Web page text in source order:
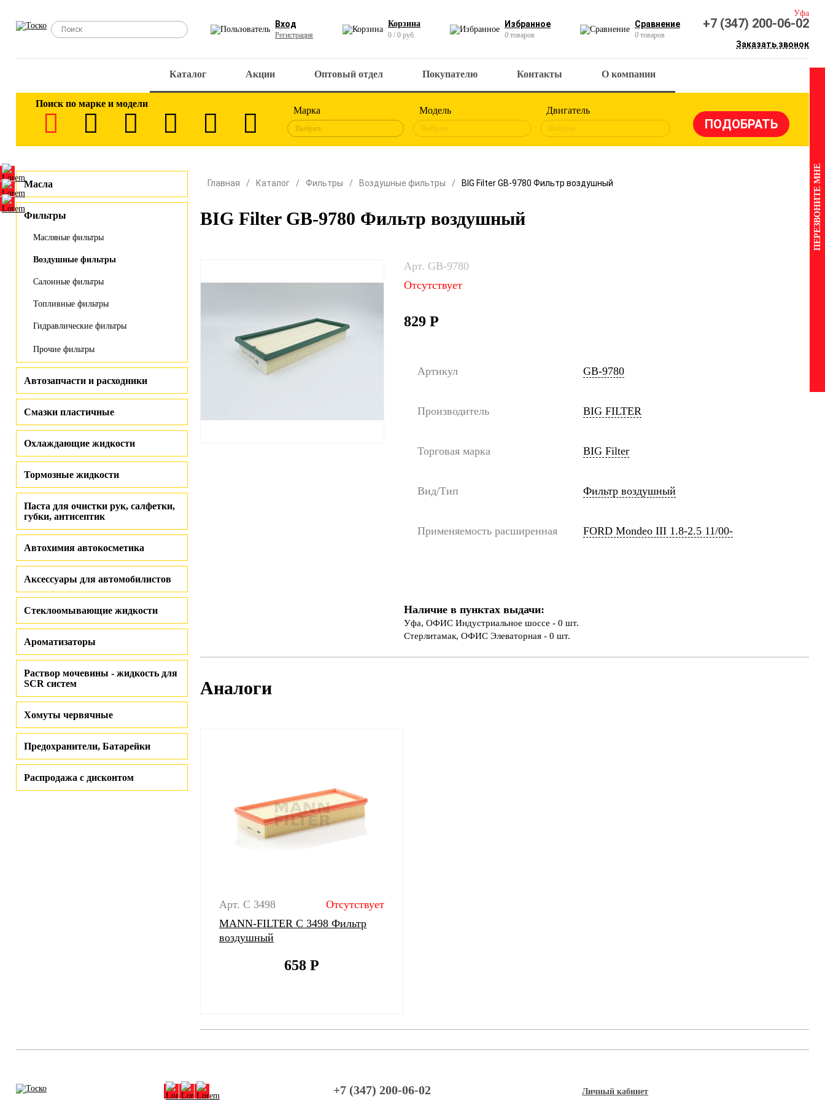
Вход
Регистрация
Корзина
0 / 0 руб.
Избранное
0 товаров
Сравнение
0 товаров
Уфа
+7 (347) 200-06-02
Заказать звонок
Каталог Акции Оптовый отдел Покупателю Контакты О компании
Поиск по марке и модели
Марка
Выбрать
Модель
Выбрать
Двигатель
Выбрать
Масла
Фильтры
Масляные фильтры
Воздушные фильтры
Салонные фильтры
Топливные фильтры
Гидравлические фильтры
Прочие фильтры
Автозапчасти и расходники
Смазки пластичные
Охлаждающие жидкости
Тормозные жидкости
Паста для очистки рук, салфетки,
губки, антисептик
Автохимия автокосметика
Аксессуары для автомобилистов
Стеклоомывающие жидкости
Ароматизаторы
Раствор мочевины - жидкость для
SCR систем
Хомуты червячные
Предохранители, Батарейки
Распродажа с дисконтом
Главная Каталог Фильтры Воздушные фильтры BIG Filter GB-9780 Фильтр воздушный
BIG Filter GB-9780 Фильтр воздушный
Арт. GB-9780
Отсутствует
829 Р
Артикул GB-9780
Производитель BIG FILTER
Торговая марка BIG Filter
Вид/Тип Фильтр воздушный
Применяемость расширенная FORD Mondeo III 1.8-2.5 11/00-
Наличие в пунктах выдачи:
Уфа, ОФИС Индустриальное шоссе - 0 шт.
Стерлитамак, ОФИС Элеваторная - 0 шт.
Аналоги
Арт. C 3498
Отсутствует
MANN-FILTER C 3498 Фильтр
воздушный
658 Р
+7 (347) 200-06-02 Личный кабинет
ПЕРЕЗВОНИТЕ МНЕ